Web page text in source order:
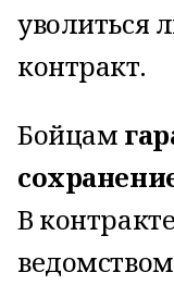
уволиться
контракт.
Бойцам
В